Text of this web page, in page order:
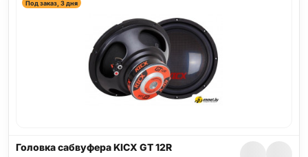
Под заказ, 3 дня
Головка сабвуфера KICX GT 12R